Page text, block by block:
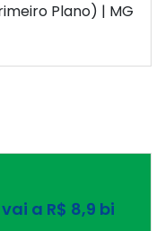
Plano) | MG
a R$ 8,9 bi